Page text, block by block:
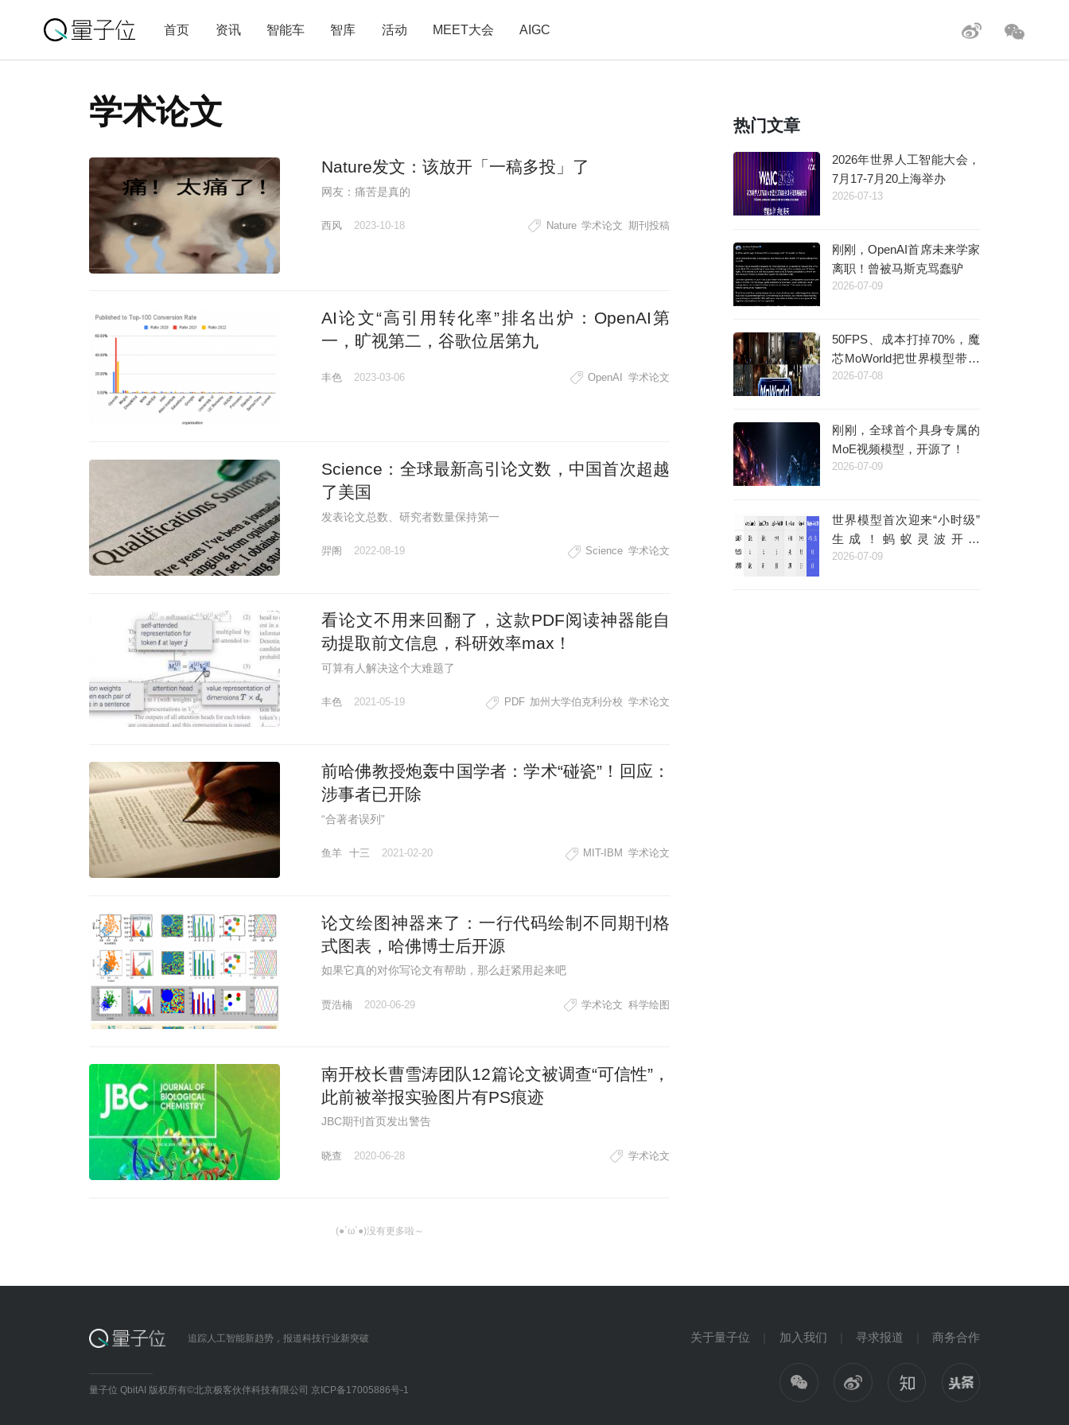
首页 资讯 智能车 智库 活动 MEET大会 AIGC
学术论文
Nature发文：该放开「一稿多投」了
网友：痛苦是真的
西风 2023-10-18 Nature 学术论文 期刊投稿
AI论文“高引用转化率”排名出炉：OpenAI第
一，旷视第二，谷歌位居第九
丰色 2023-03-06 OpenAI 学术论文
Science：全球最新高引论文数，中国首次超越
了美国
发表论文总数、研究者数量保持第一
羿阁 2022-08-19 Science 学术论文
看论文不用来回翻了，这款PDF阅读神器能自
动提取前文信息，科研效率max！
可算有人解决这个大难题了
丰色 2021-05-19 PDF 加州大学伯克利分校 学术论文
前哈佛教授炮轰中国学者：学术“碰瓷”！回应：
涉事者已开除
“合著者误列”
鱼羊 十三 2021-02-20 MIT-IBM 学术论文
论文绘图神器来了：一行代码绘制不同期刊格
式图表，哈佛博士后开源
如果它真的对你写论文有帮助，那么赶紧用起来吧
贾浩楠 2020-06-29 学术论文 科学绘图
南开校长曹雪涛团队12篇论文被调查“可信性”，
此前被举报实验图片有PS痕迹
JBC期刊首页发出警告
晓查 2020-06-28 学术论文
(●`ω`●)没有更多啦～
热门文章
2026年世界人工智能大会，
7月17-7月20上海举办
2026-07-13
刚刚，OpenAI首席未来学家
离职！曾被马斯克骂蠢驴
2026-07-09
50FPS、成本打掉70%，魔
芯MoWorld把世界模型带进
产业时代
2026-07-08
刚刚，全球首个具身专属的
MoE视频模型，开源了！
2026-07-09
世界模型首次迎来“小时级”
生成！蚂蚁灵波开源
LingBot-World 2.0，支持AI
2026-07-09
关于量子位 加入我们 寻求报道 商务合作
追踪人工智能新趋势，报道科技行业新突破
量子位 QbitAI 版权所有©北京极客伙伴科技有限公司 京ICP备17005886号-1